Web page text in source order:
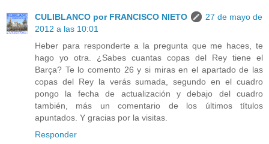
CULIBLANCO por FRANCISCO NIETO
27 de mayo de
2012 a las 10:01
Heber para responderte a la pregunta que me haces, te
hago yo otra. ¿Sabes cuantas copas del Rey tiene el
Barça? Te lo comento 26 y si miras en el apartado de las
copas del Rey la verás sumada, segundo en el cuadro
pongo la fecha de actualización y debajo del cuadro
también, más un comentario de los últimos títulos
apuntados. Y gracias por la visitas.
Responder